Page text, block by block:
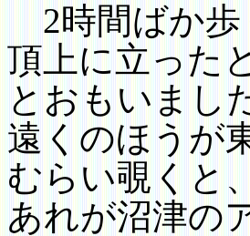
2時間ばか
頂上に立った
とおもいまし
遠くのほうが
むらい覗くと
あれが沼津の